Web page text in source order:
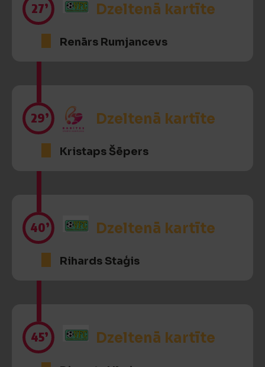
27’ Dzeltenā kartīte
Renārs Rumjancevs
29’ Dzeltenā kartīte
Kristaps Šēpers
40’ Dzeltenā kartīte
Rihards Staģis
45’ Dzeltenā kartīte